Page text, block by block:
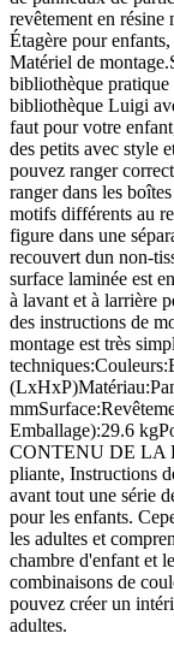
revêtement en
Étagère pour
Matériel de
bibliothèque
bibliothèque Luigi
faut pour votre
des petits avec style
pouvez ranger
ranger dans les
motifs différents au
figure dans une
recouvert dun non-
surface laminée est
à lavant et à larrière
des instructions de
montage est très
Emballage):29.6
CONTENU DE LA
pliante, Instructions
avant tout une série
pour les enfants.
les adultes et
chambre d'enfant et
combinaisons de
pouvez créer un
adultes.